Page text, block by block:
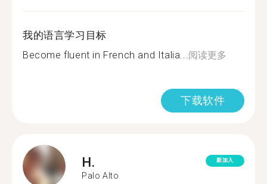
我的语言学习目标
Become fluent in French and Italia...阅读更多
下载软件
H.
Palo Alto
新加入